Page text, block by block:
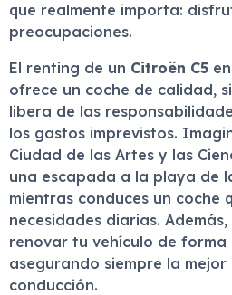
que realmente importa:
preocupaciones.
El renting de un Citroën C5 en
ofrece un coche de calidad,
libera de las
los gastos imprevistos.
Ciudad de las Artes y las
una escapada a la playa de
mientras conduces un coche
necesidades diarias.
renovar tu vehículo de forma
asegurando siempre la
conducción.